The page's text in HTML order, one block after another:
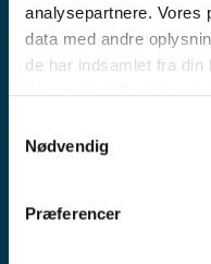
analysepartnere. Vores
data med andre
de har indsamlet fra din
Læs mere iCookie-
Nødvendig
Præferencer
Bornholms
viser, at der er bred
bornholmerne til
Bornholms
Havnens
glæder sig over den